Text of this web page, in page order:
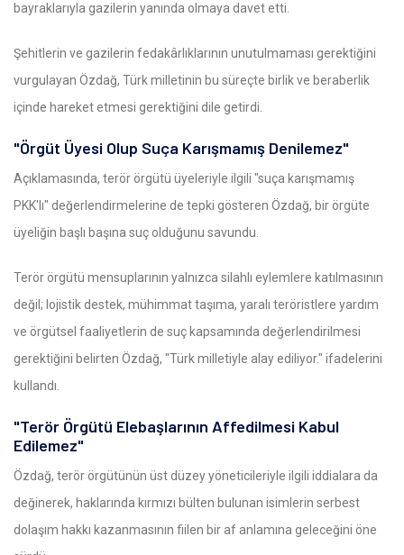
bayraklarıyla gazilerin yanında olmaya davet etti.
Şehitlerin ve gazilerin fedakârlıklarının unutulmaması gerektiğini
vurgulayan Özdağ, Türk milletinin bu süreçte birlik ve beraberlik
içinde hareket etmesi gerektiğini dile getirdi.
"Örgüt Üyesi Olup Suça Karışmamış Denilemez"
Açıklamasında, terör örgütü üyeleriyle ilgili "suça karışmamış
PKK'lı" değerlendirmelerine de tepki gösteren Özdağ, bir örgüte
üyeliğin başlı başına suç olduğunu savundu.
Terör örgütü mensuplarının yalnızca silahlı eylemlere katılmasının
değil; lojistik destek, mühimmat taşıma, yaralı teröristlere yardım
ve örgütsel faaliyetlerin de suç kapsamında değerlendirilmesi
gerektiğini belirten Özdağ, "Türk milletiyle alay ediliyor." ifadelerini
kullandı.
"Terör Örgütü Elebaşlarının Affedilmesi Kabul
Edilemez"
Özdağ, terör örgütünün üst düzey yöneticileriyle ilgili iddialara da
değinerek, haklarında kırmızı bülten bulunan isimlerin serbest
dolaşım hakkı kazanmasının fiilen bir af anlamına geleceğini öne